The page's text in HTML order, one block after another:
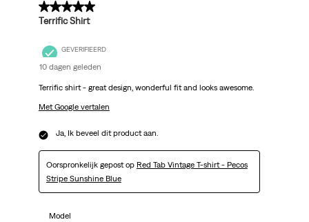
5 van 5 sterren.
Terrific Shirt
GEVERIFIEERD
10 dagen geleden
Terrific shirt - great design, wonderful fit and looks awesome.
Met Google vertalen
Ja, Ik beveel dit product aan.
Oorspronkelijk gepost op Red Tab Vintage T-shirt - Pecos
Stripe Sunshine Blue
Model